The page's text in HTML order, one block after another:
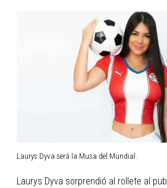
Laurys Dyva será la Musa del Mundial.
Laurys Dyva sorprendió al rollete al